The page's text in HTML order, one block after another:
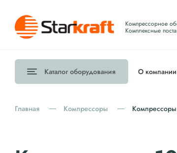
Компрессорное
Комплексные
Каталог оборудования О компании
Главная Компрессоры